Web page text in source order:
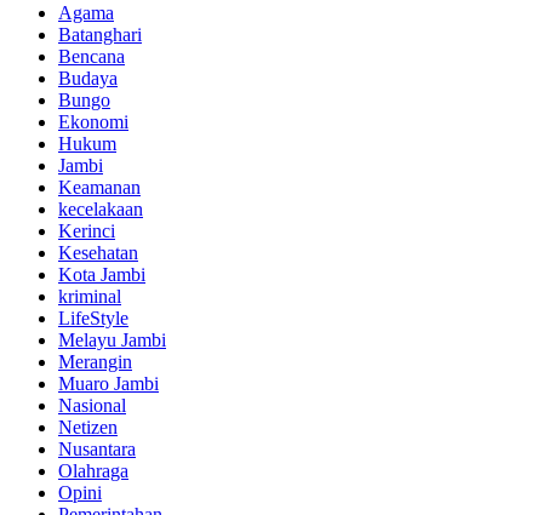
Agama
Batanghari
Bencana
Budaya
Bungo
Ekonomi
Hukum
Jambi
Keamanan
kecelakaan
Kerinci
Kesehatan
Kota Jambi
kriminal
LifeStyle
Melayu Jambi
Merangin
Muaro Jambi
Nasional
Netizen
Nusantara
Olahraga
Opini